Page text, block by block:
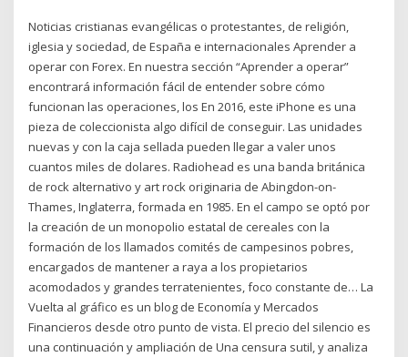
Noticias cristianas evangélicas o protestantes, de religión,
iglesia y sociedad, de España e internacionales Aprender a
operar con Forex. En nuestra sección “Aprender a operar”
encontrará información fácil de entender sobre cómo
funcionan las operaciones, los En 2016, este iPhone es una
pieza de coleccionista algo difícil de conseguir. Las unidades
nuevas y con la caja sellada pueden llegar a valer unos
cuantos miles de dolares. Radiohead es una banda británica
de rock alternativo y art rock originaria de Abingdon-on-
Thames, Inglaterra, formada en 1985. En el campo se optó por
la creación de un monopolio estatal de cereales con la
formación de los llamados comités de campesinos pobres,
encargados de mantener a raya a los propietarios
acomodados y grandes terratenientes, foco constante de… La
Vuelta al gráfico es un blog de Economía y Mercados
Financieros desde otro punto de vista. El precio del silencio es
una continuación y ampliación de Una censura sutil, y analiza